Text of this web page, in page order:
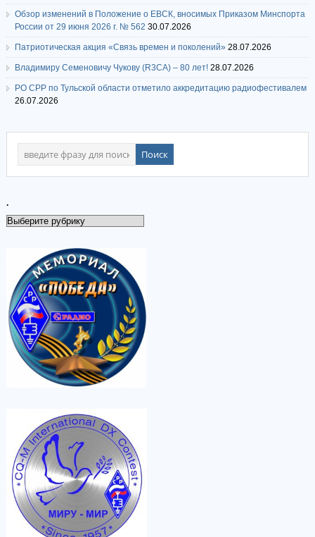
Обзор изменений в Положение о ЕВСК, вносимых Приказом Минспорта
России от 29 июня 2026 г. № 562 30.07.2026
Патриотическая акция «Связь времен и поколений» 28.07.2026
Владимиру Семеновичу Чукову (R3CA) – 80 лет! 28.07.2026
РО СРР по Тульской области отметило аккредитацию радиофестивалем
26.07.2026
.